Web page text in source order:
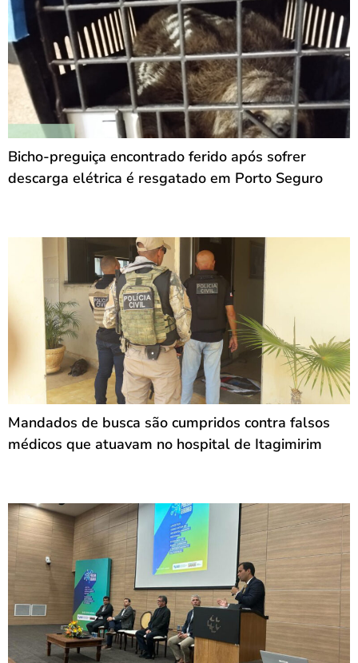
Bicho-preguiça encontrado ferido após sofrer
descarga elétrica é resgatado em Porto Seguro
Mandados de busca são cumpridos contra falsos
médicos que atuavam no hospital de Itagimirim